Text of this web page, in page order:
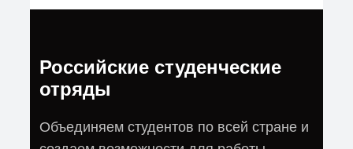
Российские студенческие
отряды
Объединяем студентов по всей стране и